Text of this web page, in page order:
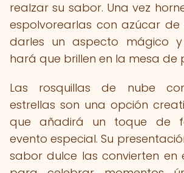
realzar su sabor. Una vez
espolvorearlas con azúcar de
darles un aspecto mágico
hará que brillen en la mesa de
Las rosquillas de nube
estrellas son una opción
que añadirá un toque de
evento especial. Su
sabor dulce las convierten en